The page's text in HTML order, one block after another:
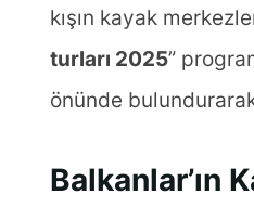
kışın kayak
turları 2025”
önünde
Balkanlar’ın